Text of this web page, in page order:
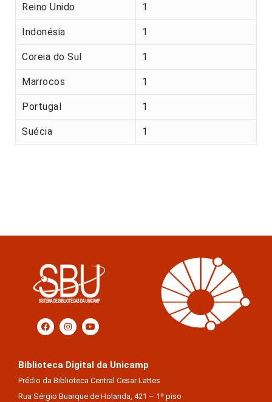
Reino Unido 1
Indonésia 1
Coreia do Sul 1
Marrocos 1
Portugal 1
Suécia 1
Biblioteca Digital da Unicamp
Prédio da Biblioteca Central Cesar Lattes
Rua Sérgio Buarque de Holanda, 421 – 1º piso